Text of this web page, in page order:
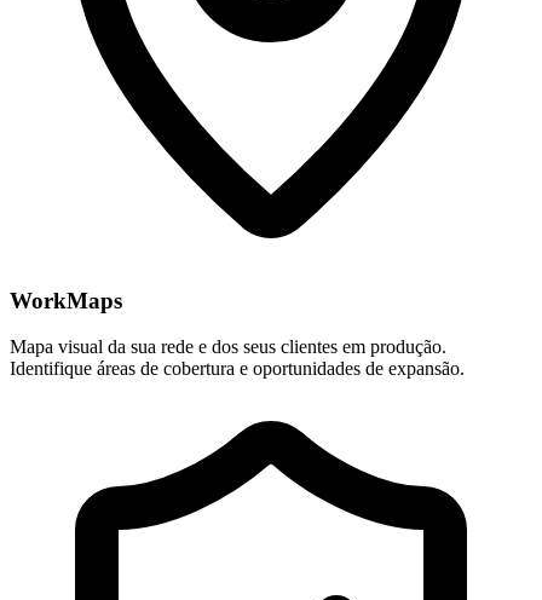
WorkMaps
Mapa visual da sua rede e dos seus clientes em produção.
Identifique áreas de cobertura e oportunidades de expansão.